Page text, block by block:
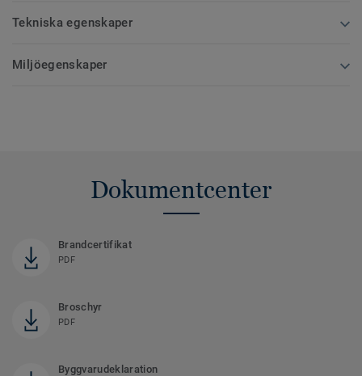
Tekniska egenskaper
Miljöegenskaper
Dokumentcenter
Brandcertifikat
PDF
Broschyr
PDF
Byggvarudeklaration